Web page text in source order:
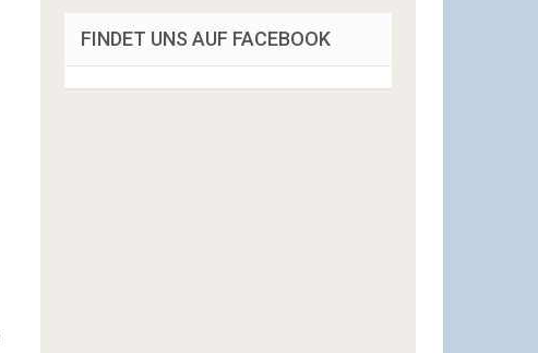
FINDET UNS AUF FACEBOOK